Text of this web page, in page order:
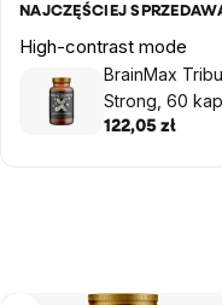
NAJCZĘŚCIEJ
High-contrast mode
BrainMax
Strong, 60
122,05 zł